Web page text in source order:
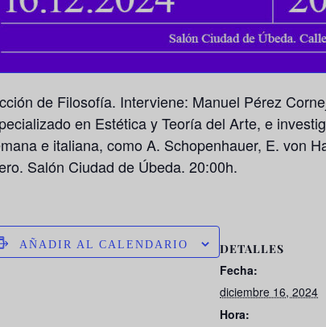
de Filosofía. Interviene: Manuel Pérez
en Estética y Teoría del Arte, e
e italiana, como A. Schopenhauer, E. von
Salón Ciudad de Úbeda. 20:00h.
AÑADIR AL CALENDARIO DETALLES
Fecha:
diciembre 16, 2024
Hora: